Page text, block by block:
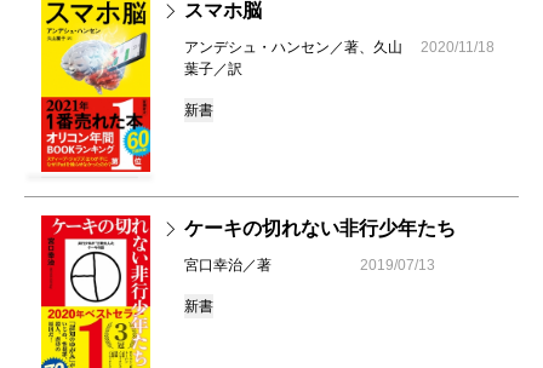
スマホ脳
アンデシュ・ハンセン／著、久山
葉子／訳
2020/11/18
新書
ケーキの切れない非行少年たち
宮口幸治／著 2019/07/13
新書